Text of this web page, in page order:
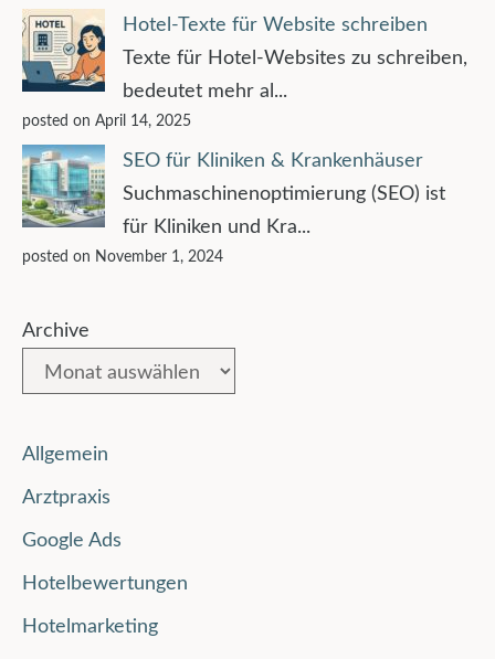
Hotel-Texte für Website schreiben
Texte für Hotel-Websites zu schreiben,
bedeutet mehr al...
posted on April 14, 2025
SEO für Kliniken & Krankenhäuser
Suchmaschinenoptimierung (SEO) ist
für Kliniken und Kra...
posted on November 1, 2024
Archive
Allgemein
Arztpraxis
Google Ads
Hotelbewertungen
Hotelmarketing